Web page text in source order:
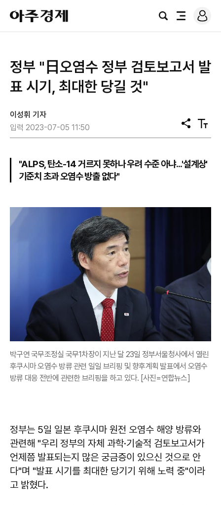
아
주
경
검
전
로
그
정부 "日오염수 정부 검토보고서 발
표 시기, 최대한 당길 것"
이성휘 기자
입력 2023-07-05 11:50
공
유
텍
스
기
"ALPS, 탄소-14 거르지 못하나 우려 수준 아냐...'설계상'
기준치 초과 오염수 방출 없다"
박구연 국무조정실 국무1차장이 지난 달 23일 정부서울청사에서 열린
후쿠시마 오염수 방류 관련 일일 브리핑 및 향후계획 발표에서 오염수
방류 대응 전반에 관련한 브리핑을 하고 있다. [사진=연합뉴스]
정부는 5일 일본 후쿠시마 원전 오염수 해양 방류와
관련해 "우리 정부의 자체 과학·기술적 검토보고서가
언제쯤 발표되는지 많은 궁금증이 있으신 것으로 안
다"며 "발표 시기를 최대한 당기기 위해 노력 중"이라
고 밝혔다.